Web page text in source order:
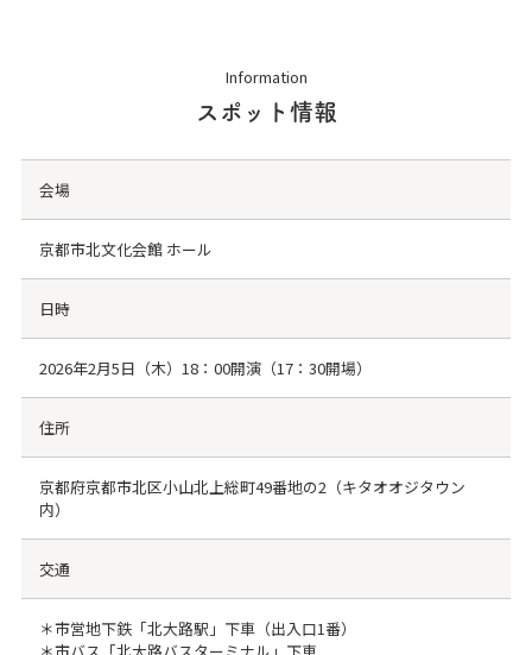
Information
スポット情報
会場
京都市北文化会館 ホール
日時
2026年2月5日（木）18：00開演（17：30開場）
住所
京都府京都市北区小山北上総町49番地の2（キタオオジタウン
内）
交通
＊市営地下鉄「北大路駅」下車（出入口1番）